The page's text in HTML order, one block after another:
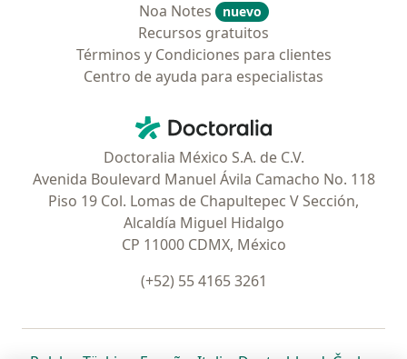
Noa Notes
nuevo
Recursos gratuitos
Términos y Condiciones para clientes
Centro de ayuda para especialistas
Doctoralia - Página de inicio
Doctoralia México S.A. de C.V.
Avenida Boulevard Manuel Ávila Camacho No. 118
Piso 19 Col. Lomas de Chapultepec V Sección,
Alcaldía Miguel Hidalgo
CP 11000 CDMX, México
(+52) 55 4165 3261